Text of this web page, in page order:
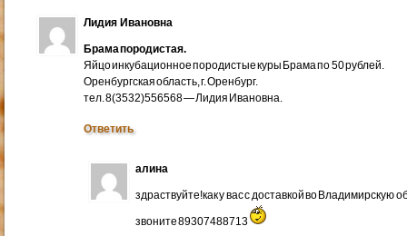
Лидия Ивановна
Брама породистая.
Яйцо инкубационное породистые куры Брама по 50 рублей.
Оренбургская область, г. Оренбург.
тел. 8(3532)556568 — Лидия Ивановна.
Ответить
алина
здраствуйте!как у вас с доставкой во Владимирскую
звоните 89307488713